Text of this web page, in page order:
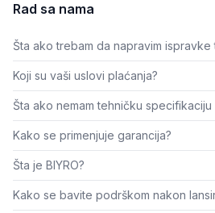
Rad sa nama
Šta ako trebam da napravim ispravke
Koji su vaši uslovi plaćanja?
Šta ako nemam tehničku specifikaciju
Kako se primenjuje garancija?
Šta je BIYRO?
Kako se bavite podrškom nakon